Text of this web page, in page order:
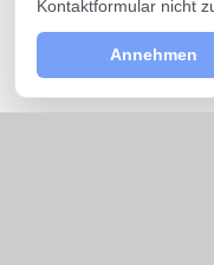
Kontaktformular nicht
Annehmen